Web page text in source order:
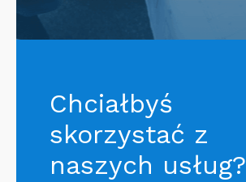
Chciałbyś
skorzystać z
naszych usług?